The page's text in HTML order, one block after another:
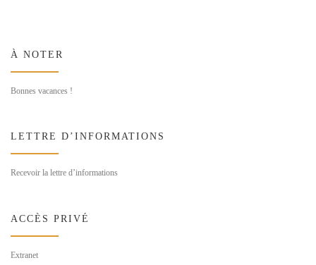
À NOTER
Bonnes vacances !
LETTRE D’INFORMATIONS
Recevoir la lettre d’informations
ACCÈS PRIVÉ
Extranet